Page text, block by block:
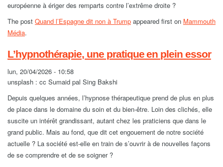
européenne à ériger des remparts contre l’extrême droite ?
The post Quand l’Espagne dit non à Trump appeared first on Mammouth
Média.
L’hypnothérapie, une pratique en plein essor
lun, 20/04/2026 - 10:58
unsplash : cc Sumaid pal Sing Bakshi
Depuis quelques années, l’hypnose thérapeutique prend de plus en plus
de place dans le domaine du soin et du bien-être. Loin des clichés, elle
suscite un intérêt grandissant, autant chez les praticiens que dans le
grand public. Mais au fond, que dit cet engouement de notre société
actuelle ? La société est-elle en train de s’ouvrir à de nouvelles façons
de se comprendre et de se soigner ?